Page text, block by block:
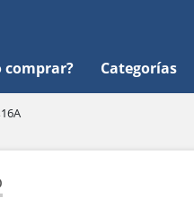
comprar? Categorías